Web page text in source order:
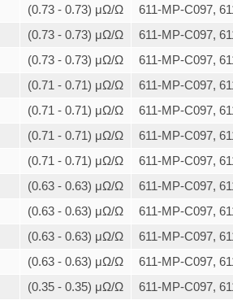
(0.73 - 0.73) μΩ/Ω 611-MP-C097,
(0.73 - 0.73) μΩ/Ω 611-MP-C097,
(0.73 - 0.73) μΩ/Ω 611-MP-C097,
(0.71 - 0.71) μΩ/Ω 611-MP-C097,
(0.71 - 0.71) μΩ/Ω 611-MP-C097,
(0.71 - 0.71) μΩ/Ω 611-MP-C097,
(0.71 - 0.71) μΩ/Ω 611-MP-C097,
(0.63 - 0.63) μΩ/Ω 611-MP-C097,
(0.63 - 0.63) μΩ/Ω 611-MP-C097,
(0.63 - 0.63) μΩ/Ω 611-MP-C097,
(0.63 - 0.63) μΩ/Ω 611-MP-C097,
(0.35 - 0.35) μΩ/Ω 611-MP-C097,